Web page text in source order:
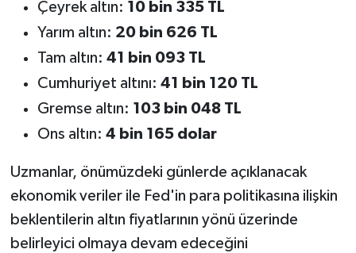
Çeyrek altın: 10 bin 335 TL
Yarım altın: 20 bin 626 TL
Tam altın: 41 bin 093 TL
Cumhuriyet altını: 41 bin 120 TL
Gremse altın: 103 bin 048 TL
Ons altın: 4 bin 165 dolar
Uzmanlar, önümüzdeki günlerde açıklanacak
ekonomik veriler ile Fed'in para politikasına ilişkin
beklentilerin altın fiyatlarının yönü üzerinde
belirleyici olmaya devam edeceğini